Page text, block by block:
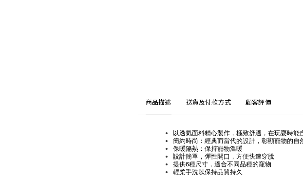
商品描述 送貨及付款方式 顧客評價
以透氣面料精心製作，極致舒適，在玩耍時能
簡約時尚：經典而當代的設計，彰顯寵物的自
保暖隔熱：保持寵物溫暖
設計簡單，彈性開口，方便快速穿脫
提供6種尺寸，適合不同品種的寵物
輕柔手洗以保持品質持久